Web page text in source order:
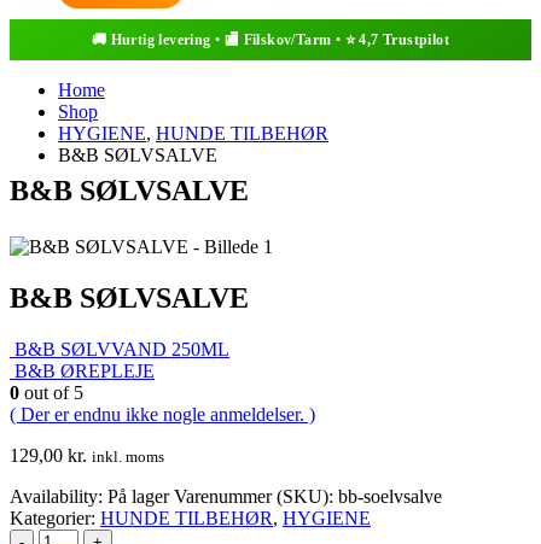
Home
Shop
HYGIENE, HUNDE TILBEHØR
B&B SØLVSALVE
B&B SØLVSALVE
B&B SØLVSALVE
B&B SØLVVAND 250ML
B&B ØREPLEJE
0 out of 5
( Der er endnu ikke nogle anmeldelser. )
129,00 kr. inkl. moms
Availability: På lager Varenummer (SKU): bb-soelvsalve
Kategorier: HUNDE TILBEHØR, HYGIENE